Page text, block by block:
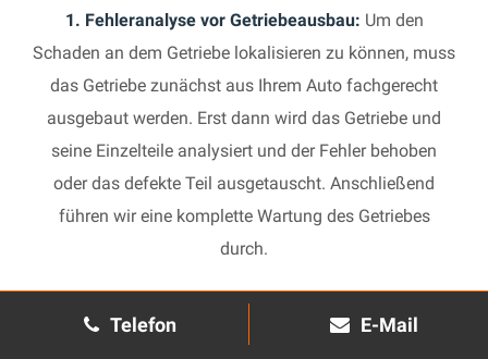
Telefon E-Mail
1. Fehleranalyse vor Getriebeausbau: Um den
Schaden an dem Getriebe lokalisieren zu können, muss
das Getriebe zunächst aus Ihrem Auto fachgerecht
ausgebaut werden. Erst dann wird das Getriebe und
seine Einzelteile analysiert und der Fehler behoben
oder das defekte Teil ausgetauscht. Anschließend
führen wir eine komplette Wartung des Getriebes
durch.
2. Manuelles Getriebe:
Die Reparatur eines komplexen
Schaltgetriebes ist äußerst aufwendig und benötigt